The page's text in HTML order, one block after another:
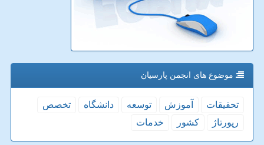
موضوع های انجمن پارسیان
تحقیقات آموزش توسعه دانشگاه
تخصص
رپورتاژ
كشور خدمات